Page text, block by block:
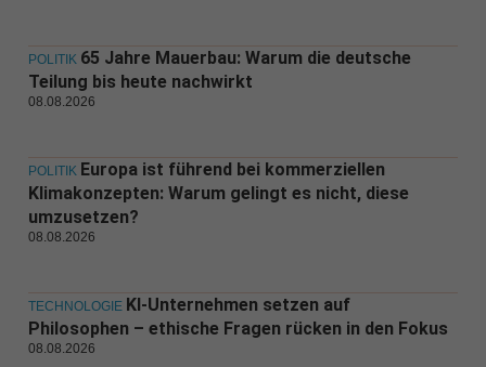
POLITIK 65 Jahre Mauerbau: Warum die deutsche
Teilung bis heute nachwirkt
08.08.2026
POLITIK Europa ist führend bei kommerziellen
Klimakonzepten: Warum gelingt es nicht, diese
umzusetzen?
08.08.2026
TECHNOLOGIE KI-Unternehmen setzen auf
Philosophen – ethische Fragen rücken in den Fokus
08.08.2026